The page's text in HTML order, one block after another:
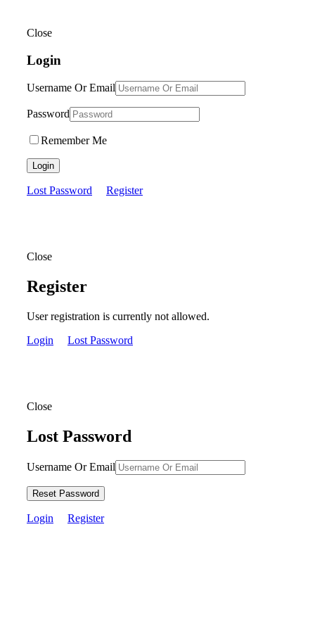
Close
Login
Username Or Email
Password
Remember Me
Login
Lost Password Register
Close
Register
User registration is currently not allowed.
Login
Lost Password
Close
Lost Password
Username Or Email
Reset Password
Login Register